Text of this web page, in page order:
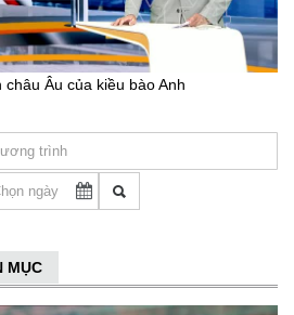
Âu của kiều bào Anh
MỤC